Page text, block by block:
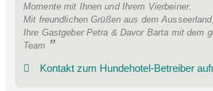
Momente mit Ihnen und Ihrem Vierbeiner.
Mit freundlichen Grüßen aus dem Ausseerland,
Ihre Gastgeber Petra & Davor Barta mit dem
Team
Kontakt zum Hundehotel-Betreiber